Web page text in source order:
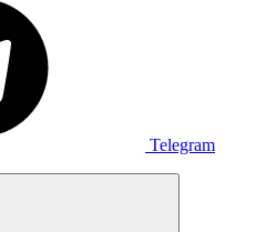
Telegram